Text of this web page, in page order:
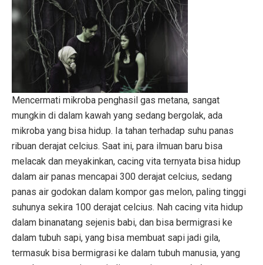
Mencermati mikroba penghasil gas metana, sangat
mungkin di dalam kawah yang sedang bergolak, ada
mikroba yang bisa hidup. Ia tahan terhadap suhu panas
ribuan derajat celcius. Saat ini, para ilmuan baru bisa
melacak dan meyakinkan, cacing vita ternyata bisa hidup
dalam air panas mencapai 300 derajat celcius, sedang
panas air godokan dalam kompor gas melon, paling tinggi
suhunya sekira 100 derajat celcius. Nah cacing vita hidup
dalam binanatang sejenis babi, dan bisa bermigrasi ke
dalam tubuh sapi, yang bisa membuat sapi jadi gila,
termasuk bisa bermigrasi ke dalam tubuh manusia, yang